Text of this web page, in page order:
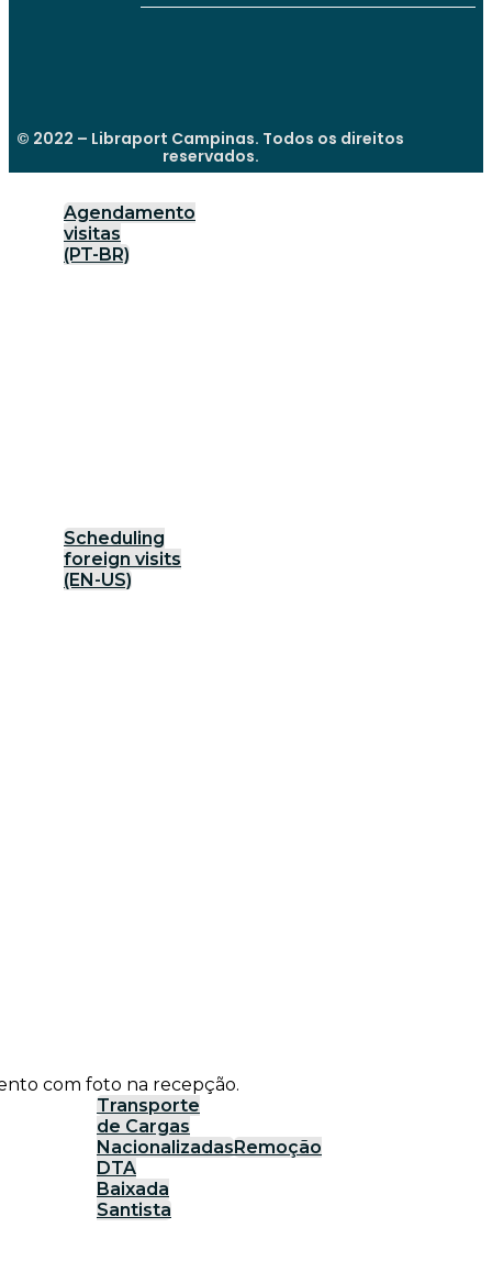
© 2022 – Libraport Campinas. Todos os direitos
reservados.
Agendamento
visitas
(PT-BR)
Scheduling
foreign visits
(EN-US)
com foto na recepção.
Transporte
de Cargas
Nacionalizadas Remoção
DTA
Baixada
Santista